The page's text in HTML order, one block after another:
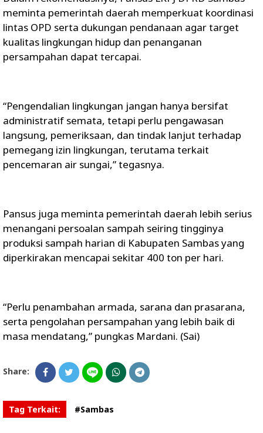
meminta pemerintah daerah memperkuat koordinasi
lintas OPD serta dukungan pendanaan agar target
kualitas lingkungan hidup dan penanganan
persampahan dapat tercapai.
“Pengendalian lingkungan jangan hanya bersifat
administratif semata, tetapi perlu pengawasan
langsung, pemeriksaan, dan tindak lanjut terhadap
pemegang izin lingkungan, terutama terkait
pencemaran air sungai,” tegasnya.
Pansus juga meminta pemerintah daerah lebih serius
menangani persoalan sampah seiring tingginya
produksi sampah harian di Kabupaten Sambas yang
diperkirakan mencapai sekitar 400 ton per hari.
“Perlu penambahan armada, sarana dan prasarana,
serta pengolahan persampahan yang lebih baik di
masa mendatang,” pungkas Mardani. (Sai)
Share:
Tag Terkait: #Sambas